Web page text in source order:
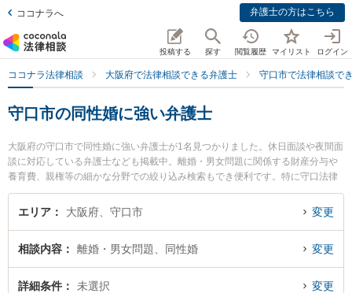
ココナラへ 弁護士の方はこちら
投稿する 探す 閲覧履歴 マイリスト ログイン
ココナラ法律相談 大阪府で法律相談できる弁護士 守口市で法律相談で
守口市の同性婚に強い弁護士
大阪府の守口市で同性婚に強い弁護士が1名見つかりました。休日面談や夜間面
談に対応している弁護士なども掲載中。離婚・男女問題に関係する財産分与や
養育費、親権等の細かな分野での絞り込み検索もでき便利です。特に守口法律
事務所の寺島 正作弁護士のプロフィール情報や弁護士費用、強みなどが注目さ
れています。『守口市で土日や夜間に発生した同性婚のトラブルを今すぐに弁
約したい』などでお困りの相談者さんにおすすめです。
エリア 大阪府、守口市 変更
相談内容 離婚・男女問題、同性婚 変更
詳細条件 未選択 変更